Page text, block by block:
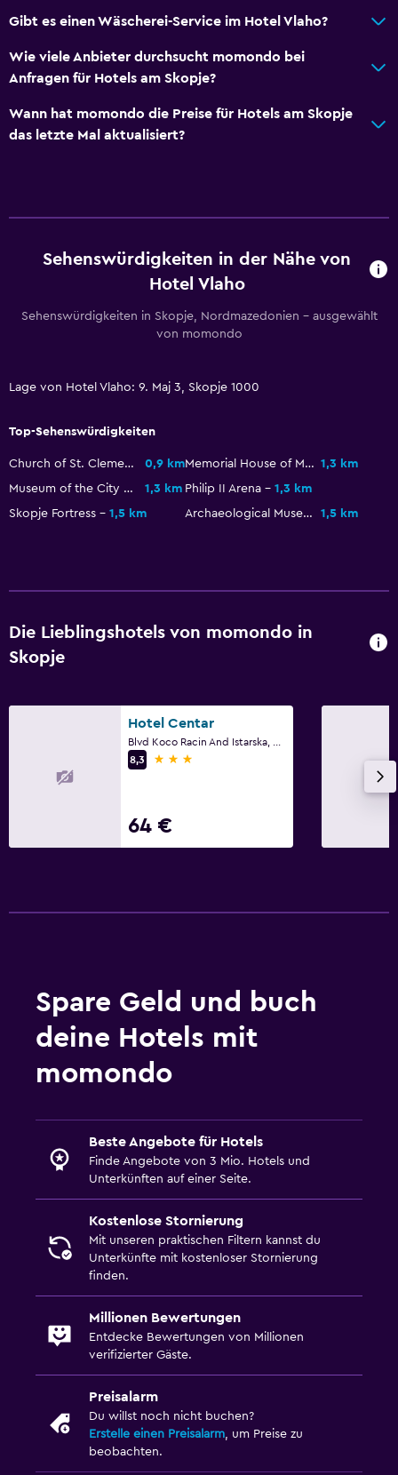
Abfallbehälter
Bad
Haartrockner
Bademantel
Duschhaube
Barrierefreiheit
Hypoallergen
Hypoallergenes Kissen
Nichtraucherzimmer
Aufzug
Küche
Kochnische
Tee-/Kaffeezubereiter
Bar/Lounge
Minibar
Frühstück auf dem Zimmer
Parken und Transport
Parkmöglichkeiten
Flughafen-Shuttle (gegen Aufpreis)
Eigener Parkplatz
Shuttleservice (kostenpflichtig)
Parkplätze auf der Straße
Medien und Unterhaltung
Flachbildfernseher
Kabel- oder Satellitenfernsehen
Geteilter) Lounge/Fernsehbereich
Gibt es einen Wäscherei-Service im Hotel Vlaho?
Wie viele Anbieter durchsucht momondo bei
Anfragen für Hotels am Skopje?
Wann hat momondo die Preise für Hotels am Skopje
das letzte Mal aktualisiert?
Sehenswürdigkeiten in der Nähe von
Hotel Vlaho
Sehenswürdigkeiten in Skopje, Nordmazedonien – ausgewählt
von momondo
Lage von Hotel Vlaho: 9. Maj 3, Skopje 1000
Top-Sehenswürdigkeiten
Church of St. Clement of Ohrid 0,9 km Memorial House of Mother Teresa 1,3 km
Museum of the City of Skopje
1,3 km Philip II Arena
1,3 km
Skopje Fortress
1,5 km Archaeological Museum Of Macedonia 1,5 km
Die Lieblingshotels von momondo in
Skopje
Hotel Centar
8,3
3 Sterne
64 €
Spare Geld und buch
deine Hotels mit
momondo
Beste Angebote für Hotels
Finde Angebote von 3 Mio. Hotels und
Unterkünften auf einer Seite.
Kostenlose Stornierung
Mit unseren praktischen Filtern kannst du
Unterkünfte mit kostenloser Stornierung
finden.
Millionen Bewertungen
Entdecke Bewertungen von Millionen
verifizierter Gäste.
Preisalarm
Du willst noch nicht buchen?
Erstelle einen Preisalarm , um Preise zu
beobachten.